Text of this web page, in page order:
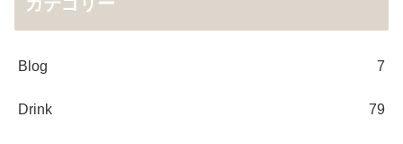
Blog 7
Drink 79